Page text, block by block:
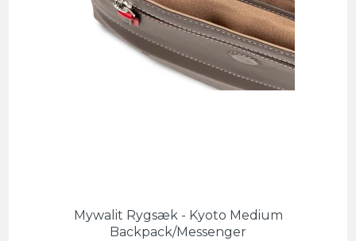
Mywalit Rygsæk - Kyoto Medium
Backpack/Messenger